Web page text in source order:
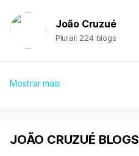
João Cruzué
Plural: 224 blogs
Mostrar mais
JOÃO CRUZUÉ BLOGS